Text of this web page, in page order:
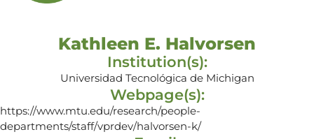
Kathleen E. Halvorsen
Institution(s):
Universidad Tecnológica de Michigan
Webpage(s):
https://www.mtu.edu/research/people-
departments/staff/vprdev/halvorsen-k/